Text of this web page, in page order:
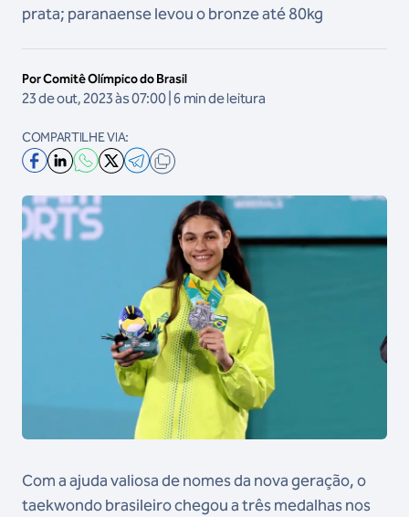
prata; paranaense levou o bronze até 80kg
Por Comitê Olímpico do Brasil
23 de out, 2023 às 07:00 | 6 min de leitura
COMPARTILHE VIA:
Com a ajuda valiosa de nomes da nova geração, o
taekwondo brasileiro chegou a três medalhas nos